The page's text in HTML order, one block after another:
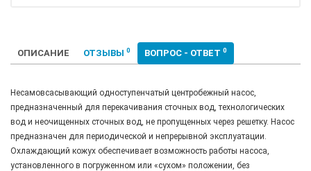
ОПИСАНИЕ ОТЗЫВЫ 0 ВОПРОС - ОТВЕТ 0
Несамовсасывающий одноступенчатый центробежный насос,
предназначенный для перекачивания сточных вод, технологических
вод и неочищенных сточных вод, не пропущенных через решетку. Насос
предназначен для периодической и непрерывной эксплуатации.
Охлаждающий кожух обеспечивает возможность работы насоса,
установленного в погруженном или «сухом» положении, без